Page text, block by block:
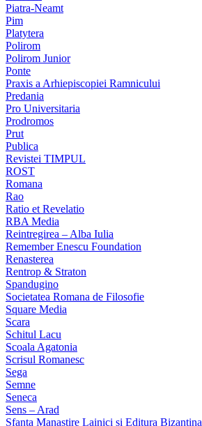
Piatra-Neamt
Pim
Platytera
Polirom
Polirom Junior
Ponte
Praxis a Arhiepiscopiei Ramnicului
Predania
Pro Universitaria
Prodromos
Prut
Publica
Revistei TIMPUL
ROST
Romana
Rao
Ratio et Revelatio
RBA Media
Reintregirea – Alba Iulia
Remember Enescu Foundation
Renasterea
Rentrop & Straton
Spandugino
Societatea Romana de Filosofie
Square Media
Scara
Schitul Lacu
Scoala Agatonia
Scrisul Romanesc
Sega
Semne
Seneca
Sens – Arad
Sfanta Manastire Lainici si Editura Bizantina